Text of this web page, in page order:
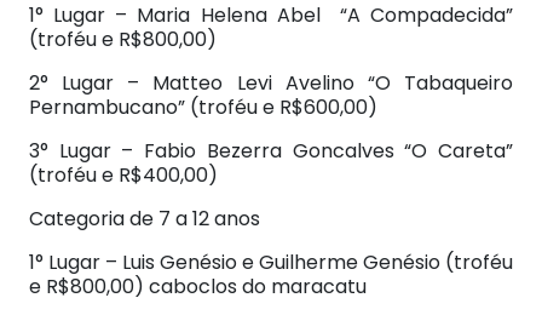
1° Lugar – Maria Helena Abel “A Compadecida”
(troféu e R$800,00)
2° Lugar – Matteo Levi Avelino “O Tabaqueiro
Pernambucano” (troféu e R$600,00)
3° Lugar – Fabio Bezerra Goncalves “O Careta”
(troféu e R$400,00)
Categoria de 7 a 12 anos
1° Lugar – Luis Genésio e Guilherme Genésio (troféu
e R$800,00) caboclos do maracatu